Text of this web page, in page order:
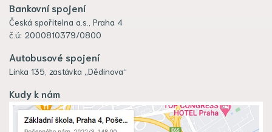
Bankovní spojení
Česká spořitelna a.s., Praha 4
č.ú: 2000810379/0800
Autobusové spojení
Linka 135, zastávka „Dědinova“
Kudy k nám